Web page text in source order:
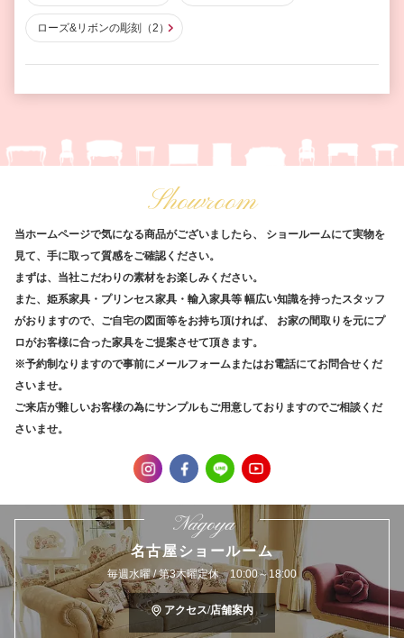
ローズ&リボンの彫刻（2）
Showroom
当ホームページで気になる商品がございましたら、
ショールームにて実物を
見て、手に取って質感をご確認ください。
まずは、当社こだわりの素材をお楽しみください。
また、姫系家具・プリンセス家具・輸入家具等 幅広い知識を持ったスタッフ
がおりますので、ご自宅の図面等をお持ち頂ければ、
お家の間取りを元にプ
ロがお客様に合った家具をご提案させて頂きます。
※予約制なりますので事前にメールフォームまたはお電話にてお問合せくだ
さいませ。
ご来店が難しいお客様の為にサンプルもご用意しておりますのでご相談くだ
さいませ。
Nagoya
名古屋ショールーム
毎週水曜 / 第3木曜定休 10:00～18:00
アクセス/店舗案内